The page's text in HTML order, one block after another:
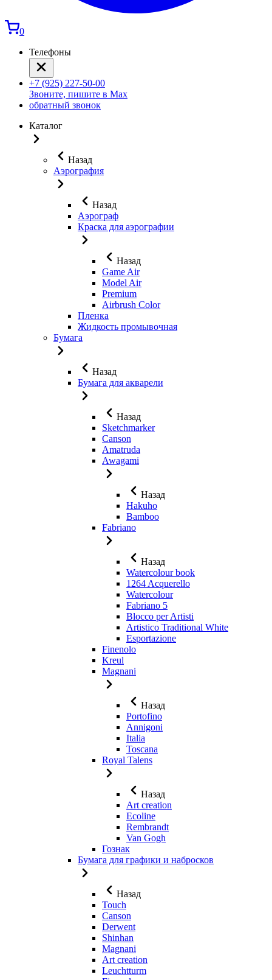
0
Телефоны
+7 (925) 227-50-00
Звоните, пишите в Max
обратный звонок
Каталог
Назад
Аэрография
Назад
Аэрограф
Краска для аэрографии
Назад
Game Air
Model Air
Premium
Airbrush Color
Пленка
Жидкость промывочная
Бумага
Назад
Бумага для акварели
Назад
Sketchmarker
Canson
Amatruda
Awagami
Назад
Hakuho
Bamboo
Fabriano
Назад
Watercolour book
1264 Acquerello
Watercolour
Fabriano 5
Blocco per Artisti
Artistico Traditional White
Esportazione
Finenolo
Kreul
Magnani
Назад
Portofino
Annigoni
Italia
Toscana
Royal Talens
Назад
Art creation
Ecoline
Rembrandt
Van Gogh
Гознак
Бумага для графики и набросков
Назад
Touch
Canson
Derwent
Shinhan
Magnani
Art creation
Leuchtturm